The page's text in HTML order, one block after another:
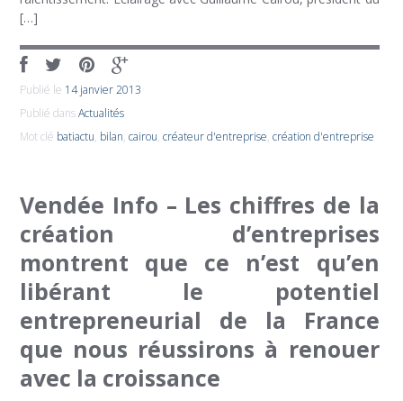
[…]
Publié le 14 janvier 2013
Publié dansActualités
Mot clé batiactu, bilan,cairou,créateur d'entreprise,création d'entreprise
Vendée Info – Les chiffres de la
création d’entreprises
montrent que ce n’est qu’en
libérant le potentiel
entrepreneurial de la France
que nous réussirons à renouer
avec la croissance